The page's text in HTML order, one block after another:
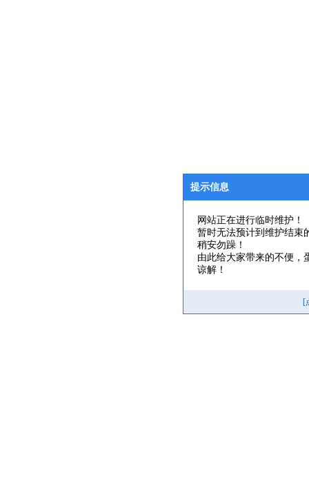
提示信息
网站正在进行临时维护！
暂时无法预计到维护结束
稍安勿躁！
由此给大家带来的不便，
谅解！
[